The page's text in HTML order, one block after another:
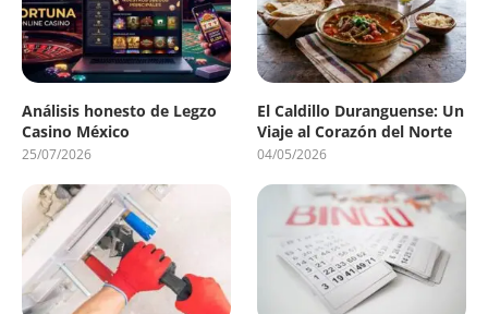
Análisis honesto de Legzo
Casino México
25/07/2026
El Caldillo Duranguense: Un
Viaje al Corazón del Norte
04/05/2026